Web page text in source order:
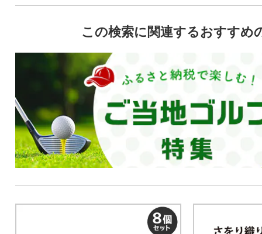
この検索に関連するおすすめ